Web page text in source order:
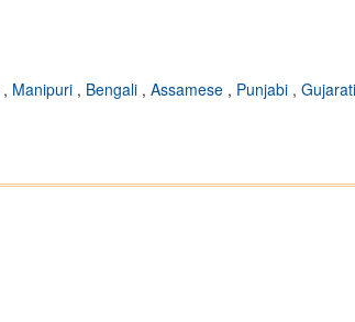
, Manipuri , Bengali , Assamese , Punjabi , Gujarati